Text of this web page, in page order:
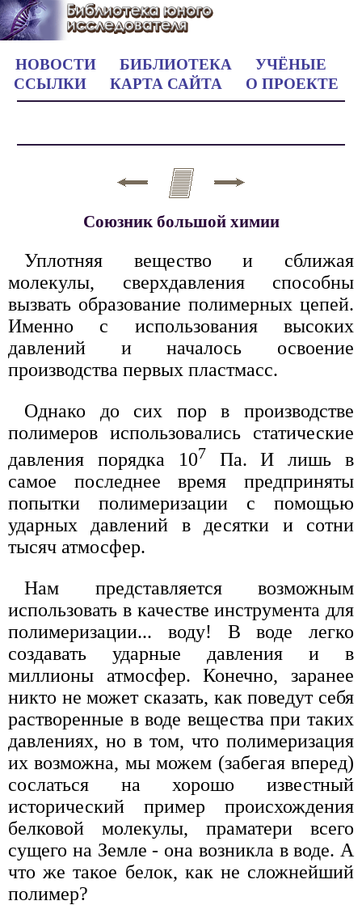
НОВОСТИ БИБЛИОТЕКА
УЧЁНЫЕ
ССЫЛКИ
КАРТА САЙТА О ПРОЕКТЕ
Союзник большой химии
Уплотняя вещество и сближая
молекулы, сверхдавления способны
вызвать образование полимерных цепей.
Именно с использования высоких
давлений и началось освоение
производства первых пластмасс.
Однако до сих пор в производстве
полимеров использовались статические
давления порядка 107 Па. И лишь в
самое последнее время предприняты
попытки полимеризации с помощью
ударных давлений в десятки и сотни
тысяч атмосфер.
Нам представляется возможным
использовать в качестве инструмента для
полимеризации... воду! В воде легко
создавать ударные давления и в
миллионы атмосфер. Конечно, заранее
никто не может сказать, как поведут себя
растворенные в воде вещества при таких
давлениях, но в том, что полимеризация
их возможна, мы можем (забегая вперед)
сослаться на хорошо известный
исторический пример происхождения
белковой молекулы, праматери всего
сущего на Земле - она возникла в воде. А
что же такое белок, как не сложнейший
полимер?